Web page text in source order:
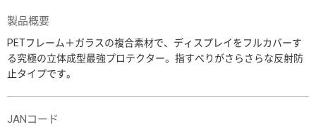
製品概要
PETフレーム＋ガラスの複合素材で、ディスプレイをフルカバーす
る究極の立体成型最強プロテクター。指すべりがさらさらな反射防
止タイプです。
JANコード